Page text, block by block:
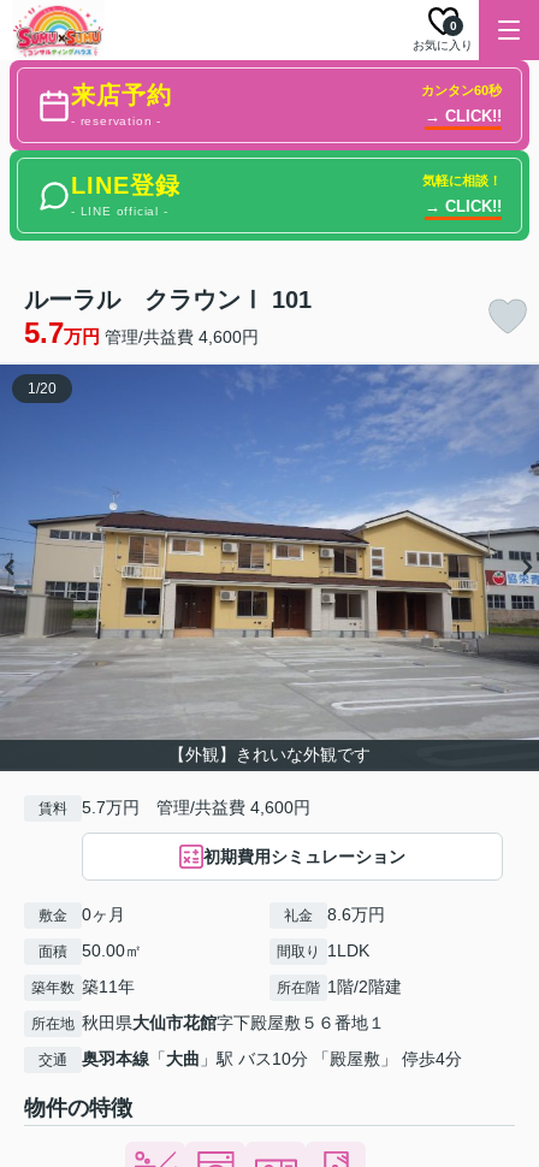
お気に入り
0
来店予約
- reservation -
カンタン60秒
→ CLICK!!
LINE登録
- LINE official -
気軽に相談！
→ CLICK!!
ルーラル クラウンⅠ 101
5.7万円 管理/共益費 4,600円
【外観】きれいな外観です
1/20
賃料 5.7万円 管理/共益費 4,600円
初期費用シミュレーション
敷金 0ヶ月 礼金 8.6万円
面積 50.00㎡ 間取り 1LDK
築年数 築11年 所在階 1階/2階建
所在地 秋田県大仙市花館字下殿屋敷５６番地１
交通 奥羽本線 「大曲 」駅 バス10分 「殿屋敷」 停歩4分
物件の特徴